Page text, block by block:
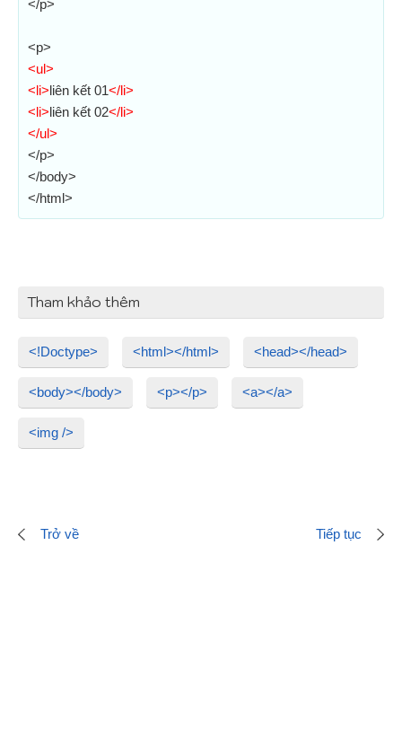
</p>
<p>
<ul>
<li>liên kết 01</li>
<li>liên kết 02</li>
</ul>
</p>
</body>
</html>
Tham khảo thêm
<!Doctype> <html></html> <head></head>
<body></body> <p></p> <a></a>
<img />
Trở về Tiếp tục